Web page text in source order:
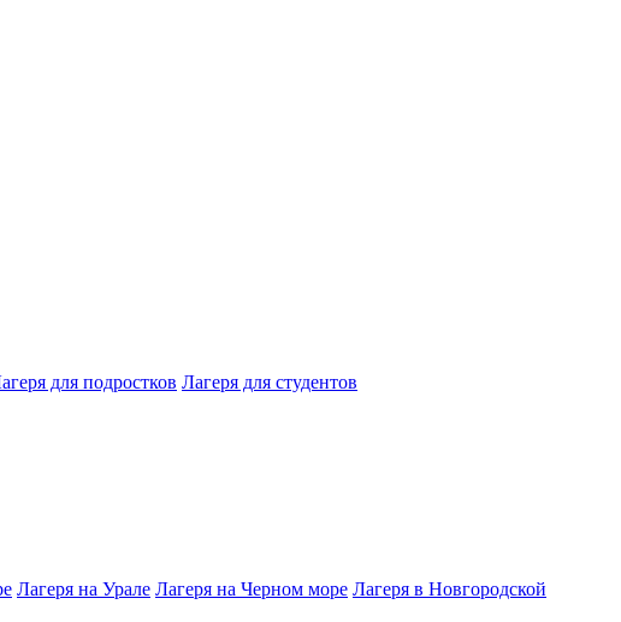
для подростков Лагеря для студентов
Лагеря на Урале Лагеря на Черном море Лагеря в Новгородской